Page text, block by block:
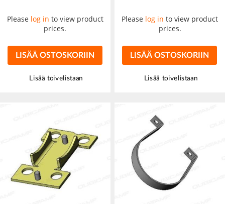
Please log in to view product
prices.
LISÄÄ OSTOSKORIIN
Lisää toivelistaan
Please log in to view product
prices.
LISÄÄ OSTOSKORIIN
Lisää toivelistaan